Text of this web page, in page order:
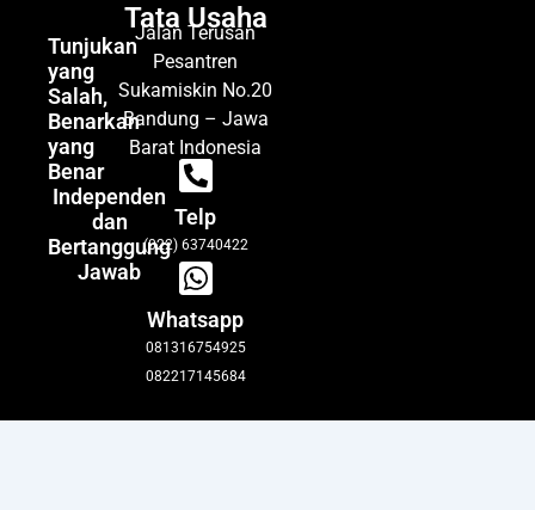
Tunjukan
yang
Salah,
Benarkan
yang
Benar
Independen
dan
Bertanggung
Jawab
Tata Usaha
Jalan Terusan
Pesantren
Sukamiskin No.20
Bandung – Jawa
Barat Indonesia
Telp
(022) 63740422
Whatsapp
081316754925
082217145684